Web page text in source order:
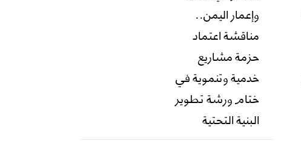
وإعمار اليمن..
مناقشة اعتماد
حزمة مشاريع
خدمية وتنموية في
ختام ورشة تطوير
البنية التحتية